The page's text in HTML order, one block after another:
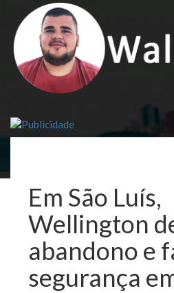
content
Em São Luís,
Wellington
abandono e
segurança